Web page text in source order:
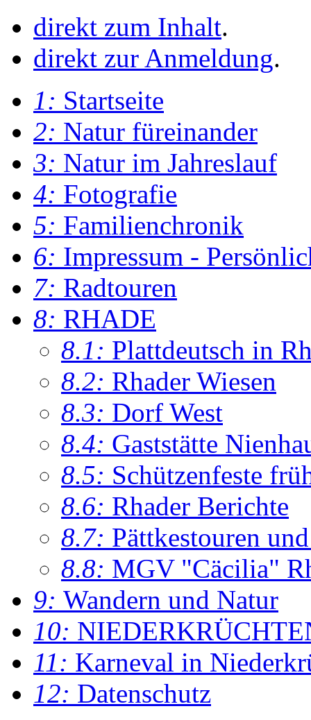
direkt zum Inhalt.
direkt zur Anmeldung.
1: Startseite
2: Natur füreinander
3: Natur im Jahreslauf
4: Fotografie
5: Familienchronik
6: Impressum -
7: Radtouren
8: RHADE
8.1: Plattdeutsch in
8.2: Rhader Wiesen
8.3: Dorf West
8.4: Gaststätte
8.5: Schützenfeste
8.6: Rhader Berichte
8.7: Pättkestouren
8.8: MGV "Cäcilia"
9: Wandern und Natur
10:
11: Karneval in
12: Datenschutz